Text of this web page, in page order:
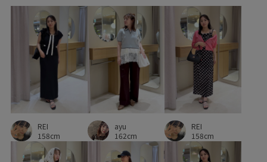
オフホワイト オーバーサイズ オールインワン
オールシーズン カジュアル カップ付き コットン
シアー シャツ シンプル シンプルなデザイン
シンプルコーデ スカート スカーフ
スタイリング スッキリ スッキリ見え ストラップ
ストレッチ性 ストレートパンツ セット
セットアップ セットアップ対象商品 ソフトタッチ
REI
158cm
ayu
162cm
REI
158cm